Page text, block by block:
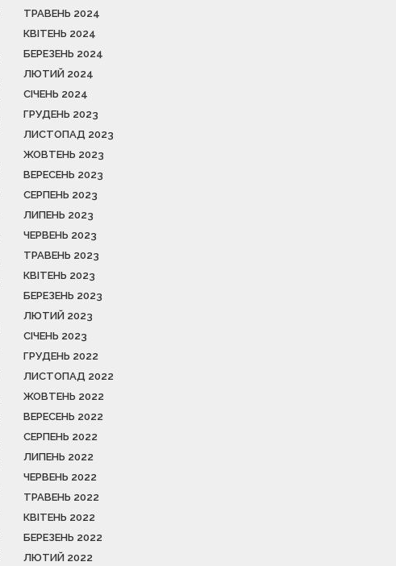
ТРАВЕНЬ 2024
КВІТЕНЬ 2024
БЕРЕЗЕНЬ 2024
ЛЮТИЙ 2024
СІЧЕНЬ 2024
ГРУДЕНЬ 2023
ЛИСТОПАД 2023
ЖОВТЕНЬ 2023
ВЕРЕСЕНЬ 2023
СЕРПЕНЬ 2023
ЛИПЕНЬ 2023
ЧЕРВЕНЬ 2023
ТРАВЕНЬ 2023
КВІТЕНЬ 2023
БЕРЕЗЕНЬ 2023
ЛЮТИЙ 2023
СІЧЕНЬ 2023
ГРУДЕНЬ 2022
ЛИСТОПАД 2022
ЖОВТЕНЬ 2022
ВЕРЕСЕНЬ 2022
СЕРПЕНЬ 2022
ЛИПЕНЬ 2022
ЧЕРВЕНЬ 2022
ТРАВЕНЬ 2022
КВІТЕНЬ 2022
БЕРЕЗЕНЬ 2022
ЛЮТИЙ 2022